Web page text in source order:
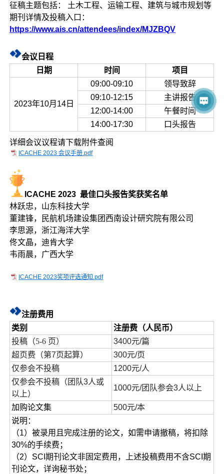
征稿主题包括： 土木工程、运输工程、建筑与城市规划等
期刊详情及投稿入口：
https://www.ais.cn/attendees/index/MJZBQV
会议日程
日期
时间 项目
2023年10月14日
09:00-09:10
领导致辞
09:10-12:15
主讲报告
12:00-14:00
午餐时间
14:00-17:30
口头报告
详细会议议程请下载附件查阅
ICACHE 2023 会议手册.pdf
ICACHE 2023 最佳口头报告奖获奖名单
林跃忠，山东科技大学
董建锋，民航机场建设集团西南设计研究院有限公司
李思源，浙江海洋大学
佟文晶，迪肯大学
韦雨晨，广西大学
ICACHE 2023奖项评选通知.pdf
注册费用
类别
注册费（人民币）
投稿（5-6 页）
3400元/篇
超页费（第7页起算）
300元/页
仅参会不投稿
1200元/人
仅参会不投稿（团队3人或
以上）
1000元/团队参会3人以上
加购论文集
500元/本
说明：
（1）被录用且完成注册的论文，如需申请撤稿，将扣除
30%的手续费；
（2）SCI期刊论文非固定费用，上述投稿费用不含SCI期
刊论文，详询秘书处；